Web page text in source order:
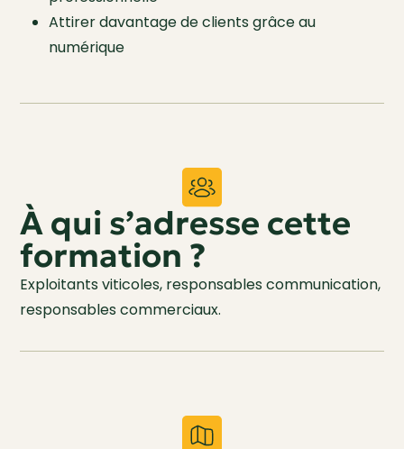
Attirer davantage de clients grâce au
numérique
À qui s’adresse cette
formation ?
Exploitants viticoles, responsables communication,
responsables commerciaux.